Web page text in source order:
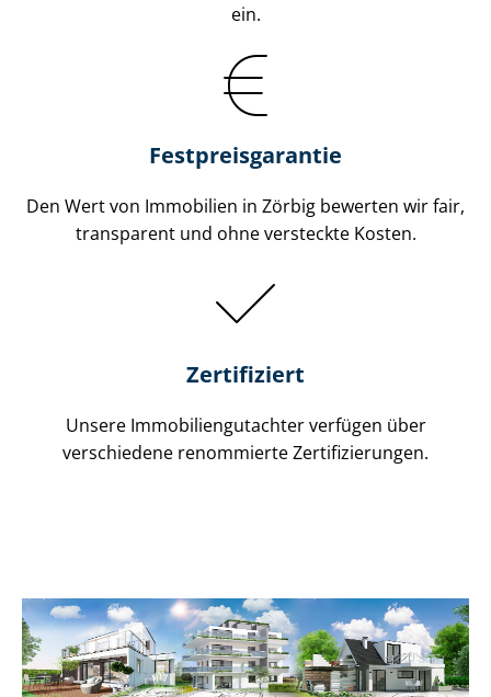
ein.
Festpreis​garantie
Den Wert von Immobilien in Zörbig bewerten wir fair,
transparent und ohne versteckte Kosten.
Zertifiziert
Unsere Immobilien­gutachter verfügen über
verschiedene renommierte Zer­ti­fi­zie­run­gen.